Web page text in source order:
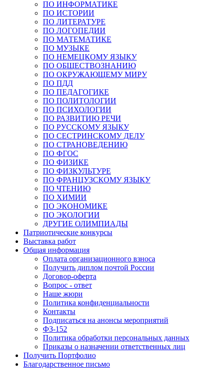
ПО ИНФОРМАТИКЕ
ПО ИСТОРИИ
ПО ЛИТЕРАТУРЕ
ПО ЛОГОПЕДИИ
ПО МАТЕМАТИКЕ
ПО МУЗЫКЕ
ПО НЕМЕЦКОМУ ЯЗЫКУ
ПО ОБЩЕСТВОЗНАНИЮ
ПО ОКРУЖАЮЩЕМУ МИРУ
ПО ПДД
ПО ПЕДАГОГИКЕ
ПО ПОЛИТОЛОГИИ
ПО ПСИХОЛОГИИ
ПО РАЗВИТИЮ РЕЧИ
ПО РУССКОМУ ЯЗЫКУ
ПО СЕСТРИНСКОМУ ДЕЛУ
ПО СТРАНОВЕДЕНИЮ
ПО ФГОС
ПО ФИЗИКЕ
ПО ФИЗКУЛЬТУРЕ
ПО ФРАНЦУЗСКОМУ ЯЗЫКУ
ПО ЧТЕНИЮ
ПО ХИМИИ
ПО ЭКОНОМИКЕ
ПО ЭКОЛОГИИ
ДРУГИЕ ОЛИМПИАДЫ
Патриотические конкурсы
Выставка работ
Общая информация
Оплата организационного взноса
Получить диплом почтой России
Договор-оферта
Вопрос - ответ
Наше жюри
Политика конфиденциальности
Контакты
Подписаться на анонсы мероприятий
ФЗ-152
Политика обработки персональных данных
Приказы о назначении ответственных лиц
Получить Портфолио
Благодарственное письмо